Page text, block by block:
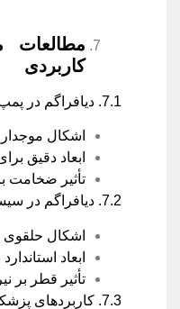
مطالعات
کاربردی
7.1. دیافراگم در پمپ های صنعتی
اشکال موجدار
ابعاد دقیق
تأثیر ضخامت
7.2. دیافراگم در سیستم های ترمز
اشکال حلقوی
ابعاد
تأثیر قطر بر
7.3. کاربردهای پزشکی